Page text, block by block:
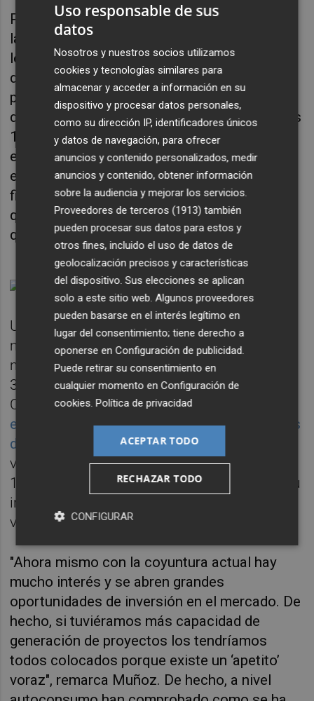
Por el momento, se encuentran inmersos en
la construcción de proyectos anteriores, tras
lograr levantar una inversión de 25 millones
de euros, pero la idea es comenzar la
promoción de estos cuatro nuevos
desarrollos el próximo año, una vez logren los
15 millones de inversión. "Ahora mismo
estamos ejecutando tres proyectos y
estamos buscando alternativas de
financiación para los nuevos parques, por lo
que la idea sería comenzar las obras el año
que viene", detalla.
Un nuevo proyecto tras lograr los 25
millones necesarios para vender hace unos
meses seis desarrollos con una potencia de
30 MW en las provincias de Valencia y
Castellón. Un año antes, la compañía cerró
el año pasado una cartera de cinco proyectos
de 20MW instaladosen las tres provincias
valencianas, para lo que consiguió levantar
15 millones de euros de capital privado. Y su
intención es seguir creciendo en el mercado
valenciano.
"Ahora mismo con la coyuntura actual hay
mucho interés y se abren grandes
oportunidades de inversión en el mercado. De
hecho, si tuviéramos más capacidad de
generación de proyectos los tendríamos
todos colocados porque existe un ‘apetito’
voraz", remarca Muñoz. De hecho, a nivel
Uso responsable de sus
datos
Nosotros y nuestros socios utilizamos
cookies y tecnologías similares para
almacenar y acceder a información en su
dispositivo y procesar datos personales,
como su dirección IP, identificadores únicos
y datos de navegación, para ofrecer
anuncios y contenido personalizados, medir
anuncios y contenido, obtener información
sobre la audiencia y mejorar los servicios.
Proveedores de terceros (1913) también
pueden procesar sus datos para estos y
otros fines, incluido el uso de datos de
geolocalización precisos y características
del dispositivo. Sus elecciones se aplican
solo a este sitio web. Algunos proveedores
pueden basarse en el interés legítimo en
lugar del consentimiento; tiene derecho a
oponerse enConfiguración de publicidad.
Puede retirar su consentimiento en
cualquier momento enConfiguración de
cookies.Política de privacidad
ACEPTAR TODO
RECHAZAR TODO
CONFIGURAR